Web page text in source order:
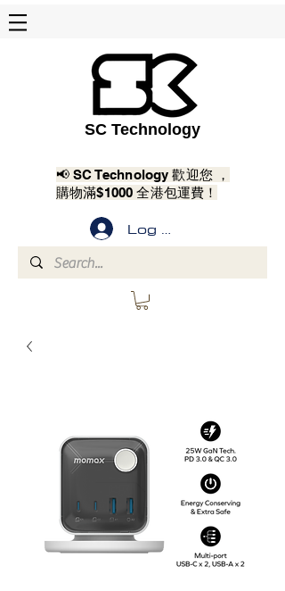
SC Technology
📢 SC Technology 歡迎您 ，
購物滿$1000 全港包運費！
Log In